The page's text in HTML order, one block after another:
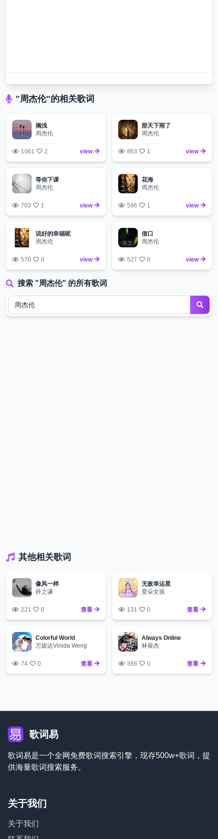
"周杰伦"的相关歌词
搁浅
周杰伦
1061 2 view
那天下雨了
周杰伦
863 1 view
等你下课
周杰伦
703 1 view
花海
周杰伦
596 1 view
说好的幸福呢
周杰伦
570 0 view
借口
周杰伦
527 0 view
搜索 "周杰伦" 的所有歌词
其他相关歌词
像风一样
薛之谦
221 0 查看
无敌幸运星
爱朵女孩
131 0 查看
Colorful World
万妮达Vinida Weng
74 0 查看
Always Online
林俊杰
386 0 查看
歌词易
歌词易是一个全网免费歌词搜索引擎，现存500w+歌词，提
供海量歌词搜索服务。
关于我们
关于我们